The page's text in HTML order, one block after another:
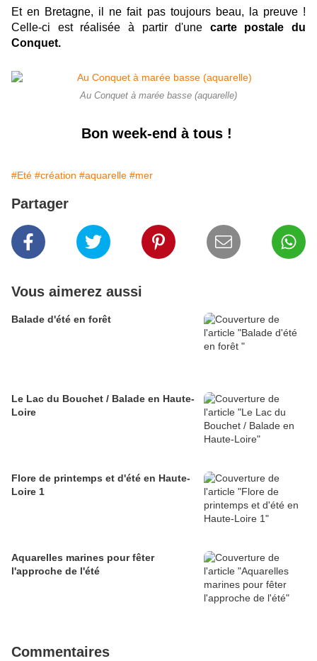
Et en Bretagne, il ne fait pas toujours beau, la preuve !
Celle-ci est réalisée à partir d'une carte postale du
Conquet.
Au Conquet à marée basse (aquarelle)
Bon week-end à tous !
#Eté #création #aquarelle #mer
Partager
Vous aimerez aussi
Balade d'été en forêt
Le Lac du Bouchet / Balade en Haute-
Loire
Flore de printemps et d'été en Haute-
Loire 1
Aquarelles marines pour fêter
l'approche de l'été
Commentaires